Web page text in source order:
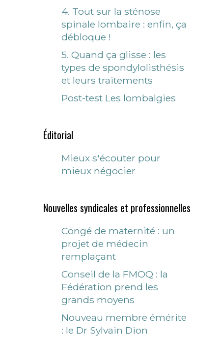
4. Tout sur la sténose
spinale lombaire : enfin, ça
débloque !
5. Quand ça glisse : les
types de spondylolisthésis
et leurs traitements
Post-test Les lombalgies
Éditorial
Mieux s'écouter pour
mieux négocier
Nouvelles syndicales et professionnelles
Congé de maternité : un
projet de médecin
remplaçant
Conseil de la FMOQ : la
Fédération prend les
grands moyens
Nouveau membre émérite
: le Dr Sylvain Dion